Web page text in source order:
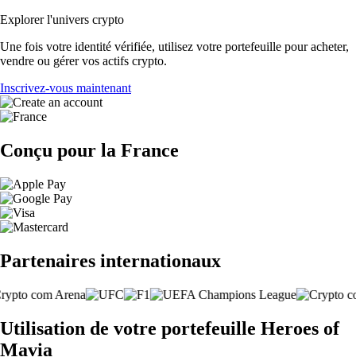
Explorer l'univers crypto
Une fois votre identité vérifiée, utilisez votre portefeuille pour acheter,
vendre ou gérer vos actifs crypto.
Inscrivez-vous maintenant
Conçu pour la France
Partenaires internationaux
Utilisation de votre portefeuille Heroes of
Mavia